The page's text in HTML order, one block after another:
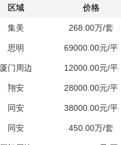
区域 价格
集美 268.00万/套
思明 69000.00元/平
厦门周边 12000.00元/平
翔安 28000.00元/平
同安 38000.00元/平
同安 450.00万/套